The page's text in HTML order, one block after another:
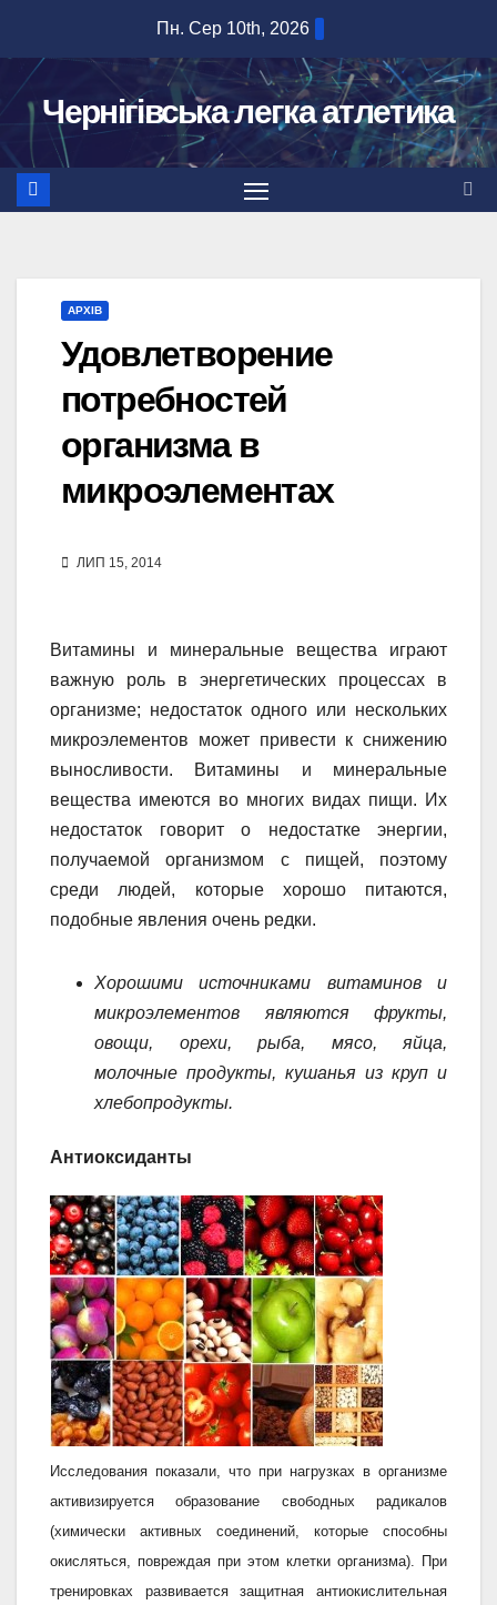
вмісту
Пн. Сер 10th, 2026
Чернігівська легка атлетика
АРХІВ
Удовлетворение
потребностей
организма в
микроэлементах
ЛИП 15, 2014
Витамины и минеральные вещества играют
важную роль в энергетических процессах в
организме; недостаток одного или нескольких
микроэлементов может привести к снижению
выносливости. Витамины и минеральные
вещества имеются во многих видах пищи. Их
недостаток говорит о недостатке энергии,
получаемой организмом с пищей, поэтому
среди людей, которые хорошо питаются,
подобные явления очень редки.
Хорошими источниками витаминов и
микроэлементов являются фрукты,
овощи, орехи, рыба, мясо, яйца,
молочные продукты, кушанья из круп и
хлебопродукты.
Антиоксиданты
Исследования показали, что при нагрузках в организме
активизируется образование свободных радикалов
(химически активных соединений, которые способны
окисляться, повреждая при этом клетки организма). При
тренировках развивается защитная антиокислительная